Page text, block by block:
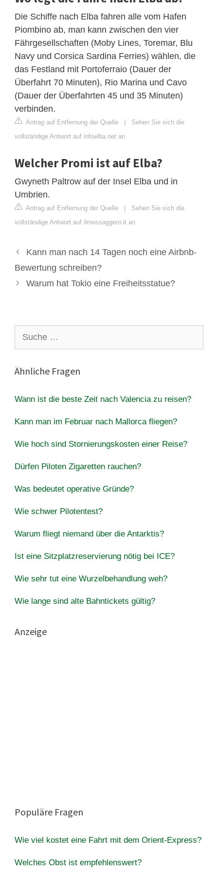
Die Schiffe nach Elba fahren alle vom Hafen
Piombino ab, man kann zwischen den vier
Fährgesellschaften (Moby Lines, Toremar, Blu
Navy und Corsica Sardina Ferries) wählen, die
das Festland mit Portoferraio (Dauer der
Überfahrt 70 Minuten), Rio Marina und Cavo
(Dauer der Überfahrten 45 und 35 Minuten)
verbinden.
Antrag auf Entfernung der Quelle | Sehen Sie sich die
vollständige Antwort auf infoelba.net an
Welcher Promi ist auf Elba?
Gwyneth Paltrow auf der Insel Elba und in
Umbrien.
Antrag auf Entfernung der Quelle | Sehen Sie sich die
vollständige Antwort auf ilmessaggero.it an
Kann man nach 14 Tagen noch eine Airbnb-
Bewertung schreiben?
Warum hat Tokio eine Freiheitsstatue?
nach:
Ähnliche Fragen
Wann ist die beste Zeit nach Valencia zu reisen?
Kann man im Februar nach Mallorca fliegen?
Wie hoch sind Stornierungskosten einer Reise?
Dürfen Piloten Zigaretten rauchen?
Was bedeutet operative Gründe?
Wie schwer Pilotentest?
Warum fliegt niemand über die Antarktis?
Ist eine Sitzplatzreservierung nötig bei ICE?
Wie sehr tut eine Wurzelbehandlung weh?
Wie lange sind alte Bahntickets gültig?
Anzeige
Populäre Fragen
Wie viel kostet eine Fahrt mit dem Orient-Express?
Welches Obst ist empfehlenswert?